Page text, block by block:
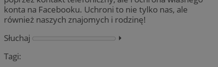
konta na Facebooku. Uchroni to nie tylko nas, ale
również naszych znajomych i rodzinę!
Słuchaj
⏵︎
Tagi: